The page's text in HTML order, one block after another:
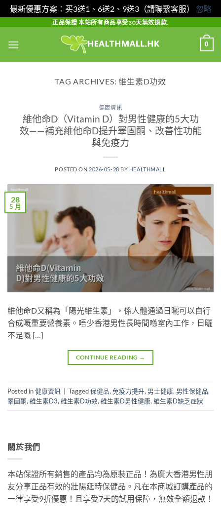
最新優惠方案：买3送1、6送2、9送3（請聯繫客服） 忽略
content
正品保證 本站所有商品享受30天無效退款.
0
TAG ARCHIVES:維生素D功效
健康資訊
維他命D（Vitamin D）對男性健康的5大功
效——補充維他命D提升睪固酮、改善性功能
與免疫力
POSTED ON 2026-05-28 BY HEALTHMALL
28
5 月
維他命D又稱為「陽光維生素」，係人體通過日曬可以自行
合成嘅重要營養素。唔少香港男性長時間喺室內工作，日曬
不足嘅 […]
CONTINUE READING →
Posted in健康資訊 Tagged保健品,免疫力提升, 男士健康, 男性保健品,
睪固酮,維生素D3,維生素D功效,維生素D男性健康,維生素D缺乏症狀
關於我們
本站保證所有銷售的產品均為原裝正品！為廣大香港男性朋
友分享正品有效的壯陽延時保健品。凡在本商城訂購產品的
一律享受9折優惠！且享受7天的試用保障，無效全額退款！